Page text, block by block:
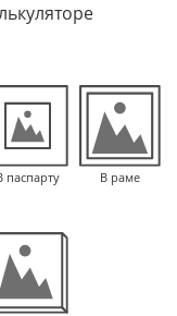
паспарту В раме